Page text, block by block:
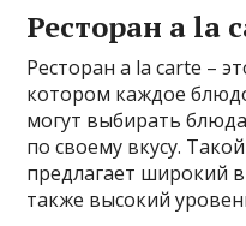
Ресторан a la
Ресторан a la carte –
котором каждое
могут выбирать
по своему вкусу.
предлагает широкий
также высокий